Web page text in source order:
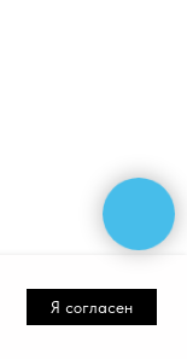
Я согласен